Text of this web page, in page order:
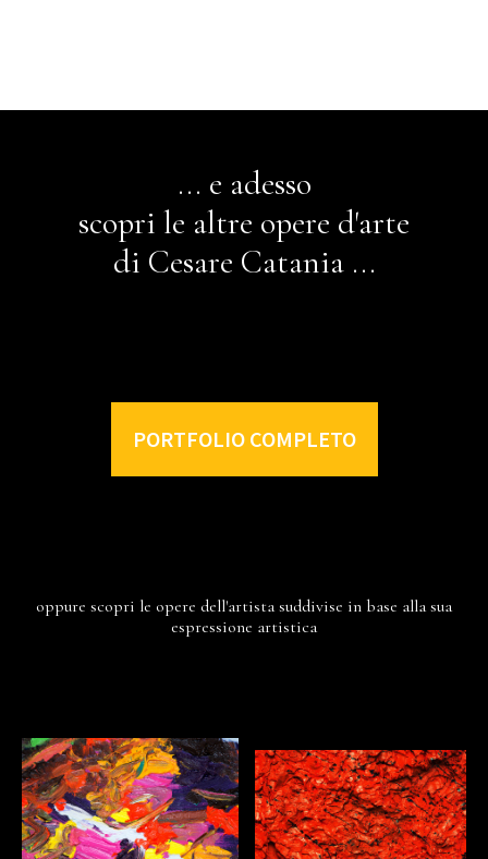
... e adesso
scopri le altre opere d'arte
di Cesare Catania ...
PORTFOLIO COMPLETO
oppure scopri le opere dell'artista suddivise in base alla sua
espressione artistica